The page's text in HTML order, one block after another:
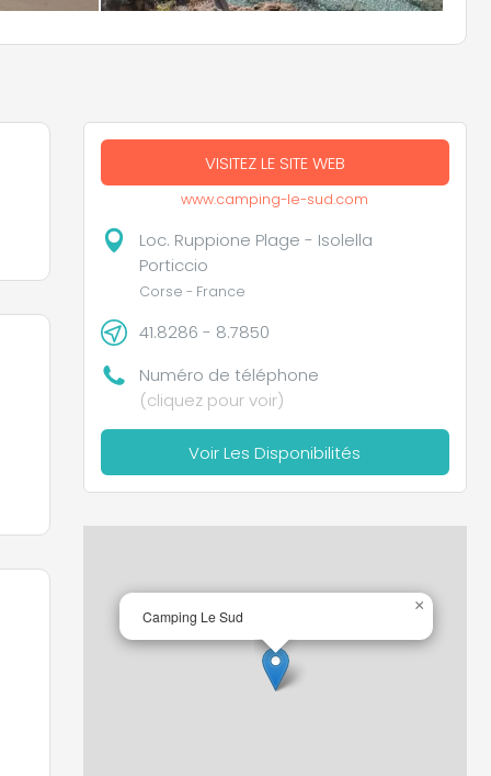
VISITEZ LE SITE WEB
www.camping-le-sud.com
Loc. Ruppione Plage - Isolella
Porticcio
Corse - France
41.8286 - 8.7850
Numéro de téléphone
(cliquez pour voir)
Voir Les Disponibilités
Camping Le Sud
×